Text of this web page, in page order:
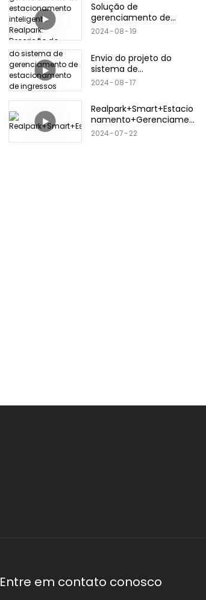
matrícula & código
QR/cartão
bancário/produtos de
Solução de
gerenciamento de
estacionamento
2024 08 19
Envio do projeto do
sistema de
gerenciamento de
2024 08 17
Realpark+Smart+Estacio
namento+Gerenciamen
to+Sistema+2024.+3.12
2024 07 22
Entre em contato conosco